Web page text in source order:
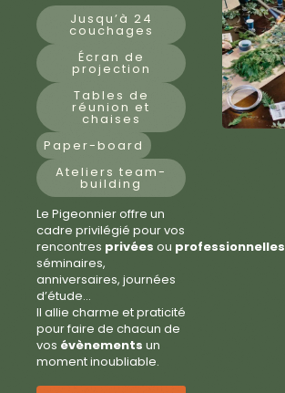
Jusqu’à 24
couchages
Écran de
projection
Tables de
réunion et
chaises
Paper-board
Ateliers team-
building
Le Pigeonnier offre un
cadre privilégié pour vos
rencontres privées ou professionnelles
séminaires,
anniversaires, journées
d’étude…
Il allie charme et praticité
pour faire de chacun de
vos évènements un
moment inoubliable.